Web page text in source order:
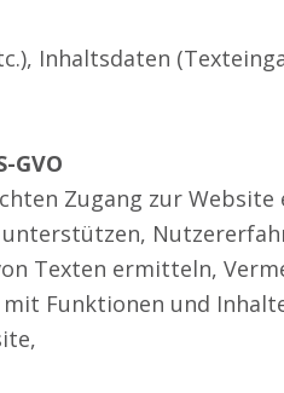
Inhaltsdaten
GVO
Zugang zur
Texten ermitteln,
Funktionen und